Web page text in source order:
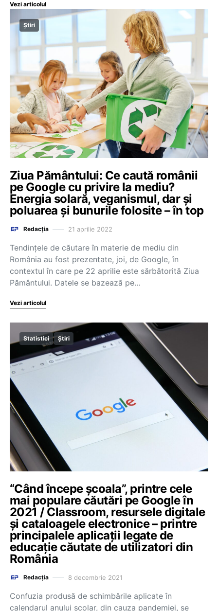
Vezi articolul
Știri
Ziua Pământului: Ce caută românii
pe Google cu privire la mediu?
Energia solară, veganismul, dar și
poluarea și bunurile folosite – în top
Redacția 21 aprilie 2022
Tendințele de căutare în materie de mediu din
România au fost prezentate, joi, de Google, în
contextul în care pe 22 aprilie este sărbătorită Ziua
Pământului. Datele se bazează pe…
Vezi articolul
Statistici Știri
“Când începe școala”, printre cele
mai populare căutări pe Google în
2021 / Classroom, resursele digitale
și cataloagele electronice – printre
principalele aplicații legate de
educație căutate de utilizatori din
România
Redacția 8 decembrie 2021
Confuzia produsă de schimbările aplicate în
calendarul anului școlar, din cauza pandemiei, se